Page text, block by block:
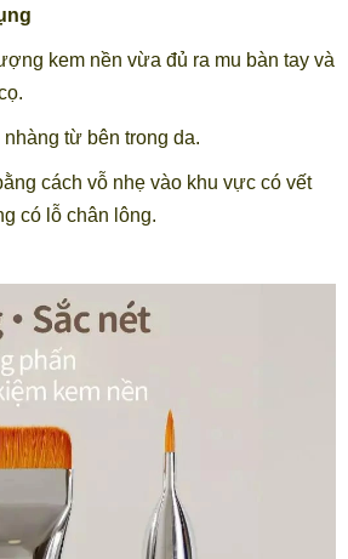
kem nền vừa đủ ra mu bàn tay và
từ bên trong da.
cách vỗ nhẹ vào khu vực có vết
có lỗ chân lông.